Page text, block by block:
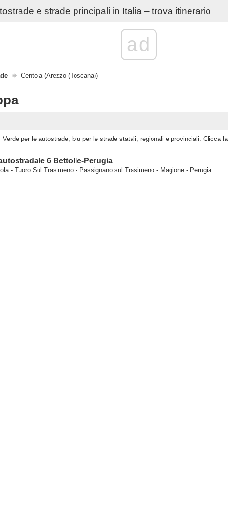
e strade principali in Italia – trova itinerario
ad
Centoia (Arezzo (Toscana))
per le autostrade, blu per le strade statali, regionali e provinciali. Clicca la
6 Bettolle-Perugia
- Tuoro Sul Trasimeno - Passignano sul Trasimeno - Magione - Perugia